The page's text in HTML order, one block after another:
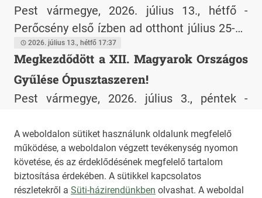
A weboldalon sütiket használunk oldalunk megfelelő
működése, a weboldalon végzett tevékenység nyomon
követése, és az érdeklődésének megfelelő tartalom
biztosítása érdekében. A sütikkel kapcsolatos
részletekről a Süti-házirendünkben olvashat. A weboldal
minősítést szerzett.
Pest vármegye, 2026. július 13., hétfő -
Perőcsény első ízben ad otthont július 25-én
Természetkapcsolat Találkozónak. A
Csipkefa Közhasznú Alapítvány által
szervezett ingyenes, egész napos program
célja a közösségépítés, a helyi közösségek
az egészségnevelés a természetkapcsolat
eszközeivel.
2026. július 13., hétfő 17:37
Megkezdődött a XII. Magyarok Országos
Gyűlése Ópusztaszeren!
Pest vármegye, 2026. július 3., péntek -
János Színpadon tartott ünnepélyes
megnyitóval hivatalosan is elindult a XII.
Magyarok Országos Gyűlése az Ópusztaszeri
Nemzeti Történeti Emlékparkban.
2026. július 3., péntek 13:25
1234...12